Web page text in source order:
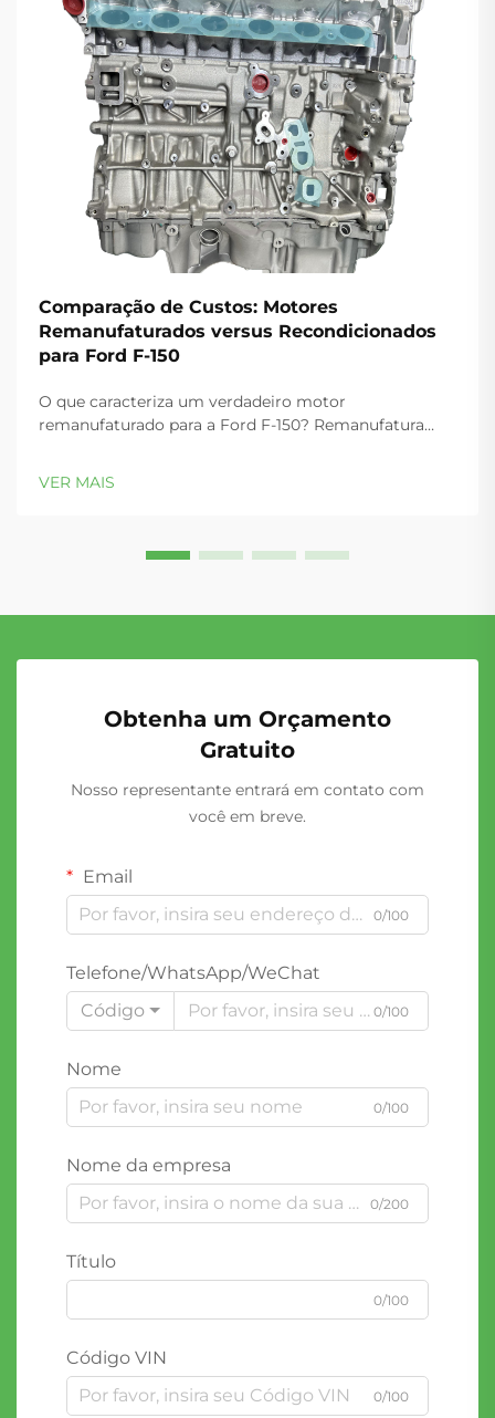
Comparação de Custos: Motores
Remanufaturados versus Recondicionados
para Ford F-150
O que caracteriza um verdadeiro motor
remanufaturado para a Ford F-150? Remanufatura
Um verdadeiro motor remanufaturado (reman) para a
VER MAIS
Obtenha um Orçamento
Gratuito
Nosso representante entrará em contato com
você em breve.
Email
0/100
Telefone/WhatsApp/WeChat
Código
0/100
Nome
0/100
Nome da empresa
0/200
Título
0/100
Código VIN
0/100